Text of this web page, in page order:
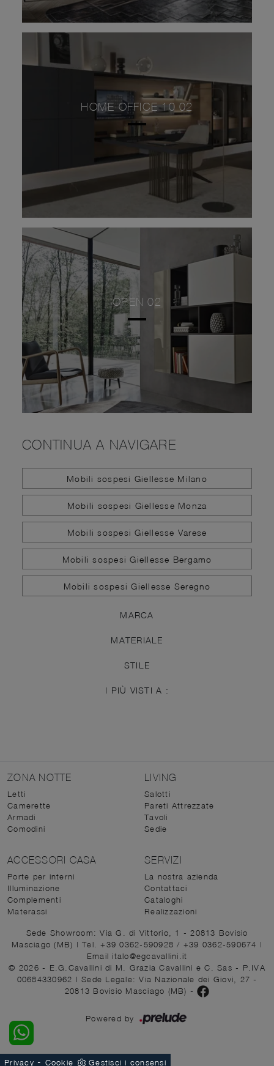
HOME OFFICE 10 02
OPEN 02
CONTINUA A NAVIGARE
Mobili sospesi Giellesse Milano
Mobili sospesi Giellesse Monza
Mobili sospesi Giellesse Varese
Mobili sospesi Giellesse Bergamo
Mobili sospesi Giellesse Seregno
MARCA
MATERIALE
STILE
I PIÙ VISTI A :
ZONA NOTTE
Letti
Camerette
Armadi
Comodini
LIVING
Salotti
Pareti Attrezzate
Tavoli
Sedie
ACCESSORI CASA
Porte per interni
Illuminazione
Complementi
Materassi
SERVIZI
La nostra azienda
Contattaci
Cataloghi
Realizzazioni
Sede Showroom: Via G. di Vittorio, 1 - 20813 Bovisio
Masciago (MB) | Tel. +39 0362-590928/ +39 0362-590674 |
Email italo@egcavallini.it
© 2026 - E.G.Cavallini di M. Grazia Cavallini e C. Sas - P.IVA
00684330962 | Sede Legale: Via Nazionale dei Giovi, 27 -
20813 Bovisio Masciago (MB) -
Powered by
Privacy - Cookie Gestisci i consensi